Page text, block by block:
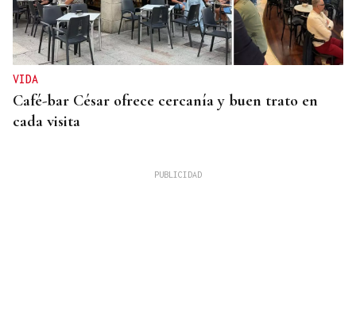
VIDA
Café-bar César ofrece cercanía y buen trato en
cada visita